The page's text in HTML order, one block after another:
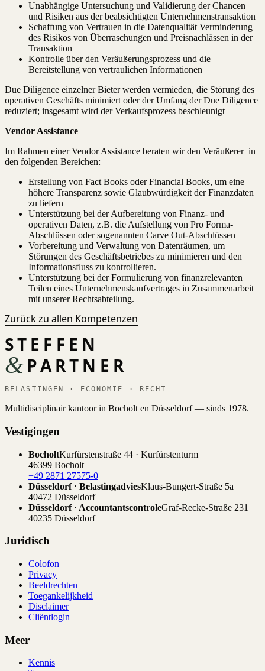
Unabhängige Untersuchung und Validierung der Chancen
und Risiken aus der beabsichtigten Unternehmenstransaktion
Schaffung von Vertrauen in die Datenqualität Verminderung
des Risikos von Überraschungen und Preisnachlässen in der
Transaktion
Kontrolle über den Veräußerungsprozess und die
Bereitstellung von vertraulichen Informationen
Due Diligence einzelner Bieter werden vermieden, die Störung des
operativen Geschäfts minimiert oder der Umfang der Due Diligence
reduziert; insgesamt wird der Verkaufsprozess beschleunigt
Vendor Assistance
Im Rahmen einer Vendor Assistance beraten wir den Veräußerer in
den folgenden Bereichen:
Erstellung von Fact Books oder Financial Books, um eine
höhere Transparenz sowie Glaubwürdigkeit der Finanzdaten
zu liefern
Unterstützung bei der Aufbereitung von Finanz- und
operativen Daten, z.B. die Aufstellung von Pro Forma-
Abschlüssen oder sogenannten Carve Out-Abschlüssen
Vorbereitung und Verwaltung von Datenräumen, um
Störungen des Geschäftsbetriebes zu minimieren und den
Informationsfluss zu kontrollieren.
Unterstützung bei der Formulierung von finanzrelevanten
Teilen eines Unternehmenskaufvertrages in Zusammenarbeit
mit unserer Rechtsabteilung.
Zurück zu allen Kompetenzen
STEFFEN
&PARTNER
BELASTINGEN · ECONOMIE · RECHT
Multidisciplinair kantoor in Bocholt en Düsseldorf — sinds 1978.
Vestigingen
BocholtKurfürstenstraße 44 · Kurfürstenturm
46399 Bocholt
+49 2871 27575-0
Düsseldorf · BelastingadviesKlaus-Bungert-Straße 5a
40472 Düsseldorf
Düsseldorf · AccountantscontroleGraf-Recke-Straße 231
40235 Düsseldorf
Juridisch
Colofon
Privacy
Beeldrechten
Toegankelijkheid
Disclaimer
Cliëntlogin
Meer
Kennis